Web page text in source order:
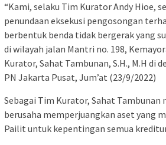
“Kami, selaku Tim Kurator Andy Hioe,
penundaan eksekusi pengosongan
berbentuk benda tidak bergerak yang
di wilayah jalan Mantri no. 198,
Kurator, Sahat Tambunan, S.H., M.H di
PN Jakarta Pusat, Jum’at (23/9/2022)
Sebagai Tim Kurator, Sahat Tambunan
berusaha memperjuangkan aset yang
Pailit untuk kepentingan semua